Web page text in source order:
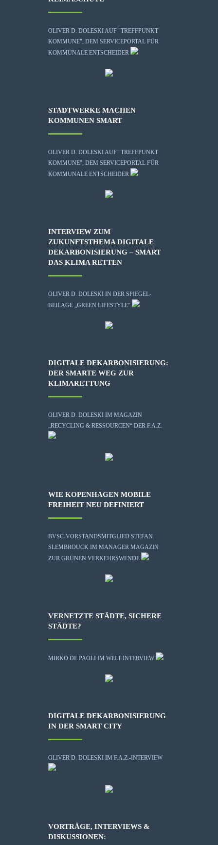
OLIVER D. DOLESKI AUF "TREFFPUNKT
KOMMUNE", DEM SERVICEPORTAL FÜR
KOMMUNALE ENTSCHEIDER
STADTWERKE MACHEN
KOMMUNEN SMART
OLIVER D. DOLESKI AUF "TREFFPUNKT
KOMMUNE", DEM SERVICEPORTAL FÜR
KOMMUNALE ENTSCHEIDER
INTERVIEW ZUM
ZUKUNFTSTHEMA DIGITALE
DEKARBONISIERUNG – SMART
DAS KLIMA RETTEN
OLIVER D. DOLESKI IN DER SPIEGEL-
BEILAGE „GREEN LIFESTYLE“
DIGITALE DEKARBONISIERUNG:
DER SMARTE WEG ZUR
KLIMARETTUNG
OLIVER D. DOLESKI IM MAGAZIN
„RECYCLING & RESSOURCEN“ DER F.A.Z.
WIE KOPENHAGEN MOBILE
FREIHEIT NEU DEFINIERT
BVSC-VORSTANDSMITGLIED STEFAN
SLEMBROUCK IM MANAGER MAGAZIN
ZUR GRÜNEN VERKEHRSWENDE
VERNETZTE STÄDTE, SICHERE
STÄDTE?
MIRKO DE PAOLI IM WELT-INTERVIEW
DIGITALE DEKARBONISIERUNG
IN DER SMART CITY
OLIVER D. DOLESKI IM F.A.Z.-INTERVIEW
VORTRÄGE, INTERVIEWS &
DISKUSSIONEN: